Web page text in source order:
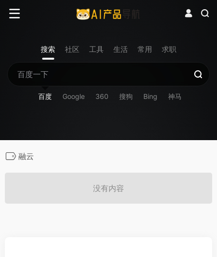
搜索 社区 工具 生活 常用 求职
百度 Google 360 搜狗 Bing 神马
融云
没有内容